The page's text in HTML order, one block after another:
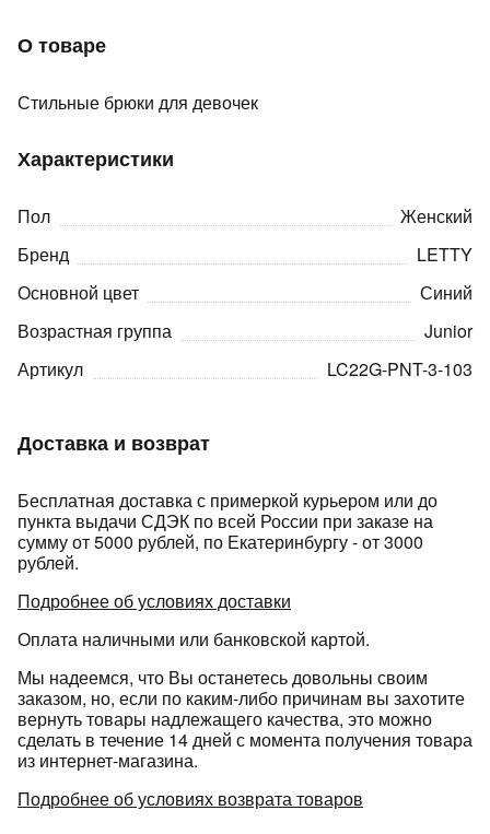
Доставка и возврат
Бесплатная доставка с примеркой курьером или до
пункта выдачи СДЭК по всей России при заказе на
сумму от 5000 рублей, по Екатеринбургу - от 3000
рублей.
Подробнее об условиях доставки
Оплата наличными или банковской картой.
Мы надеемся, что Вы останетесь довольны своим
заказом, но, если по каким-либо причинам вы захотите
вернуть товары надлежащего качества, это можно
сделать в течение 14 дней с момента получения товара
из интернет-магазина.
Подробнее об условиях возврата товаров
О товаре
Стильные брюки для девочек
Характеристики
Пол
Женский
Бренд
LETTY
Основной цвет
Синий
Возрастная группа
Junior
Артикул
LC22G-PNT-3-103